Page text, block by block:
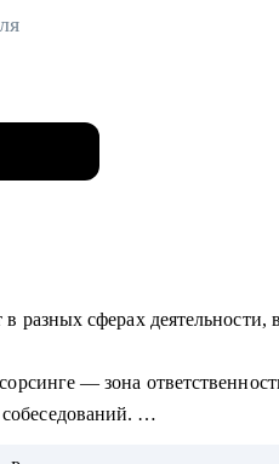
разных сферах
— зона